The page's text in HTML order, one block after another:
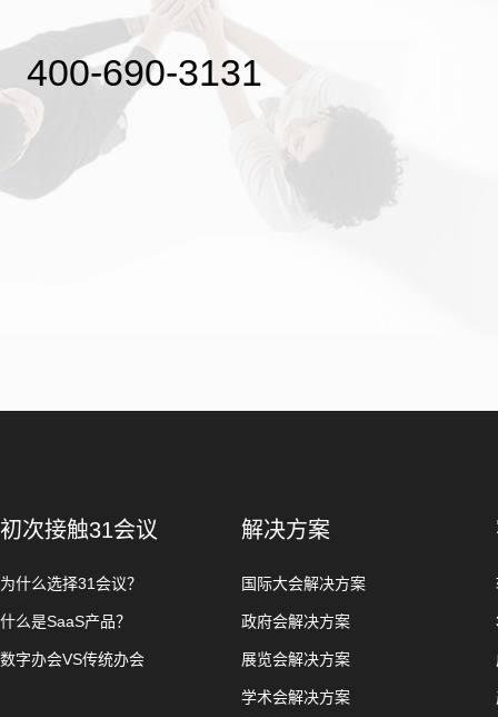
400-690-3131
初次接触31会议
为什么选择31会议？
什么是SaaS产品？
数字办会VS传统办会
解决方案
国际大会解决方案
政府会解决方案
展览会解决方案
学术会解决方案